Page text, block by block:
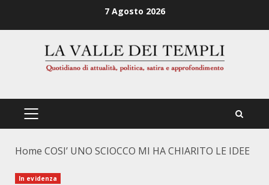
7 Agosto 2026
PRIMÄRES
Home COSI’ UNO SCIOCCO MI HA CHIARITO LE IDEE
In evidenza